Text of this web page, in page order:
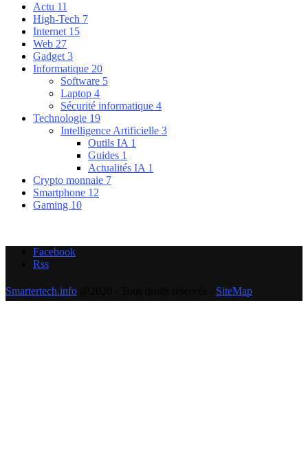
Actu 11
High-Tech 7
Internet 15
Web 27
Gadget 3
Informatique 20
Software 5
Laptop 4
Sécurité informatique 4
Technologie 19
Intelligence Artificielle 3
Outils IA 1
Guides 1
Actualités IA 1
Crypto monnaie 7
Smartphone 12
Gaming 10
Facebook
Rss
Smartertech.info SiteMap